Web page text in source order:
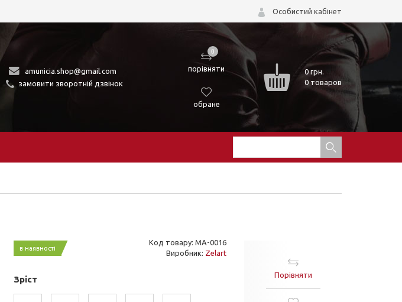
Особистий кабінет
amunicia.shop@gmail.com
замовити зворотній дзвінок
0
порівняти
обране
0грн.
0 товаров
в наявності
Код товару: MA-0016
Виробник: Zelart
Зріст Порівняти